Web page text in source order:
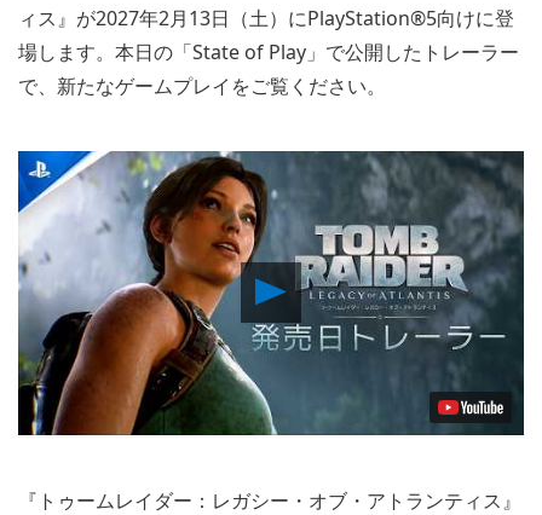
ィス』が2027年2月13日（土）にPlayStation®5向けに登
場します。本日の「State of Play」で公開したトレーラー
で、新たなゲームプレイをご覧ください。
Play
Video
『トゥームレイダー：レガシー・オブ・アトランティス』